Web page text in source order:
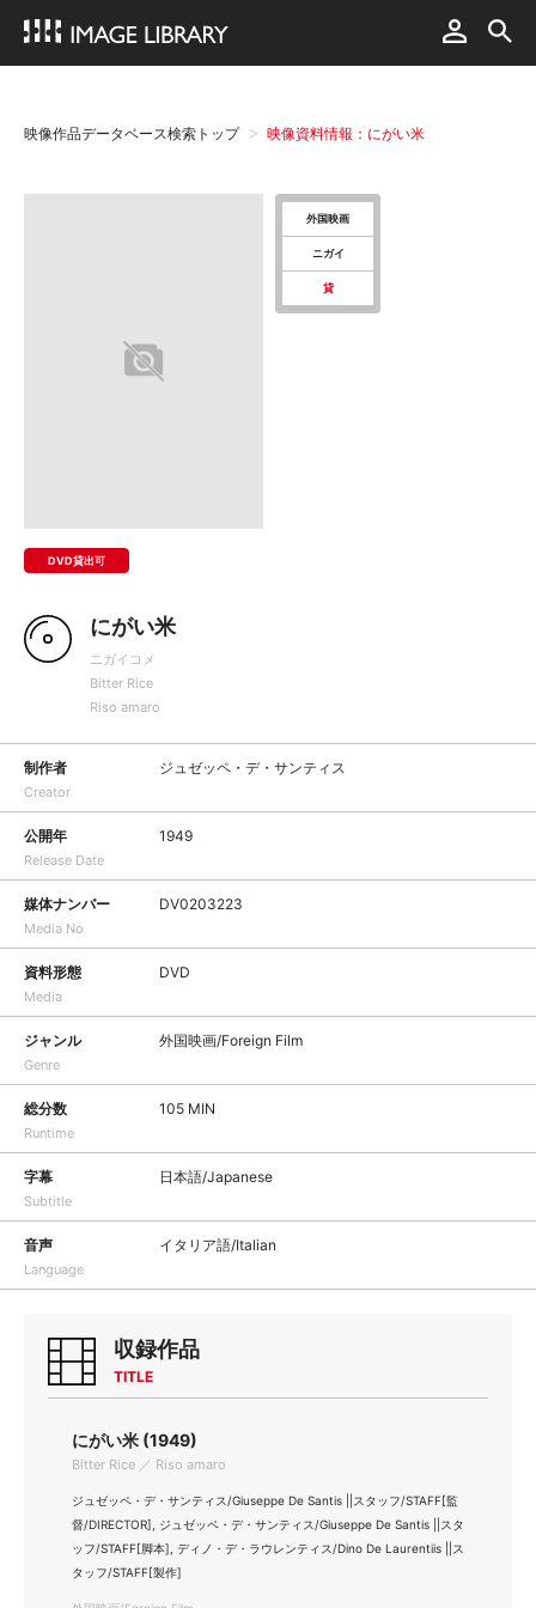
映像作品データベース検索トップ 映像資料情報：にがい米
DVD貸出可
外国映画
ニガイ
貸
にがい米
ニガイコメ
Bitter Rice
Riso amaro
制作者
Creator
ジュゼッペ・デ・サンティス
公開年
Release Date
1949
媒体ナンバー
Media No
DV0203223
資料形態
Media
DVD
ジャンル
Genre
外国映画/Foreign Film
総分数
Runtime
105 MIN
字幕
Subtitle
日本語/Japanese
音声
Language
イタリア語/Italian
収録作品
TITLE
にがい米 (1949)
Bitter Rice ／ Riso amaro
ジュゼッペ・デ・サンティス/Giuseppe De Santis ||スタッフ/STAFF[監
督/DIRECTOR], ジュゼッペ・デ・サンティス/Giuseppe De Santis ||スタ
ッフ/STAFF[脚本], ディノ・デ・ラウレンティス/Dino De Laurentiis ||ス
タッフ/STAFF[製作]